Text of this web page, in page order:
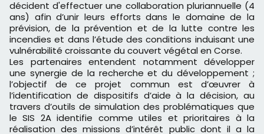
décident d'effectuer une collaboration pluriannuelle (4
ans) afin d’unir leurs efforts dans le domaine de la
prévision, de la prévention et de la lutte contre les
incendies et dans l’étude des conditions induisant une
vulnérabilité croissante du couvert végétal en Corse.
Les partenaires entendent notamment développer
une synergie de la recherche et du développement ;
l’objectif de ce projet commun est d’œuvrer à
l’identification de dispositifs d’aide à la décision, au
travers d’outils de simulation des problématiques que
le SIS 2A identifie comme utiles et prioritaires à la
réalisation des missions d’intérêt public dont il a la